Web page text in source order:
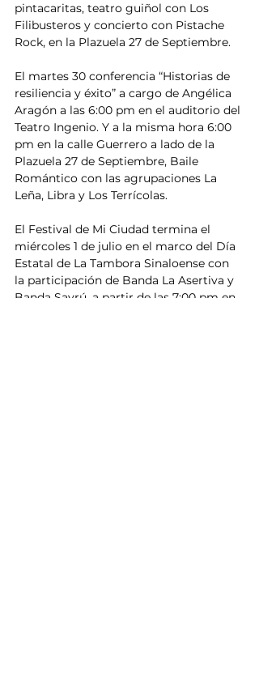
pintacaritas, teatro guiñol con Los
Filibusteros y concierto con Pistache
Rock, en la Plazuela 27 de Septiembre.
El martes 30 conferencia “Historias de
resiliencia y éxito” a cargo de Angélica
Aragón a las 6:00 pm en el auditorio del
Teatro Ingenio. Y a la misma hora 6:00
pm en la calle Guerrero a lado de la
Plazuela 27 de Septiembre, Baile
Romántico con las agrupaciones La
Leña, Libra y Los Terrícolas.
El Festival de Mi Ciudad termina el
miércoles 1 de julio en el marco del Día
Estatal de La Tambora Sinaloense con
la participación de Banda La Asertiva y
Banda Sayrú, a partir de las 7:00 pm en